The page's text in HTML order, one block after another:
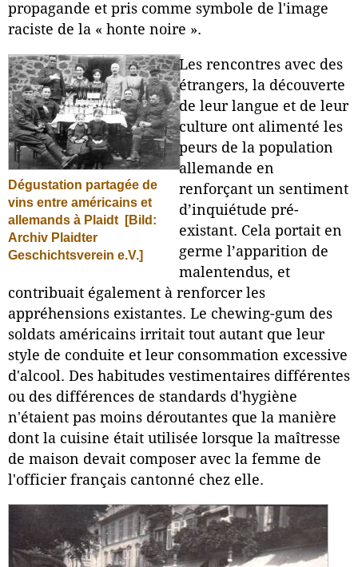
propagande et pris comme symbole de l'image
raciste de la « honte noire ».
Dégustation partagée de
vins entre américains et
allemands à Plaidt
[Bild:
Archiv Plaidter
Geschichtsverein e.V.]
Les rencontres avec des
étrangers, la découverte
de leur langue et de leur
culture ont alimenté les
peurs de la population
allemande en
renforçant un sentiment
d’inquiétude pré-
existant. Cela portait en
germe l’apparition de
malentendus, et
contribuait également à renforcer les
appréhensions existantes. Le chewing-gum des
soldats américains irritait tout autant que leur
style de conduite et leur consommation excessive
d'alcool. Des habitudes vestimentaires différentes
ou des différences de standards d'hygiène
n'étaient pas moins déroutantes que la manière
dont la cuisine était utilisée lorsque la maîtresse
de maison devait composer avec la femme de
l'officier français cantonné chez elle.